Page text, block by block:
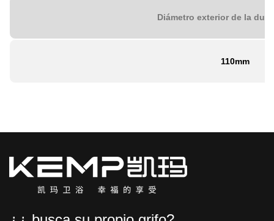
Diámetro exterior de la
110mm